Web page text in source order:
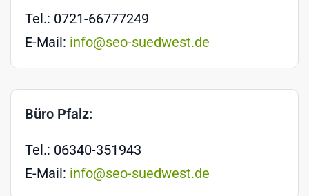
Tel.: 0721-66777249
E-Mail: info@seo-suedwest.de
Büro Pfalz:
Tel.: 06340-351943
E-Mail: info@seo-suedwest.de